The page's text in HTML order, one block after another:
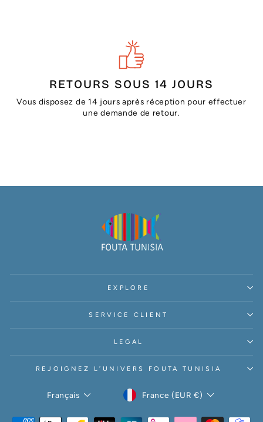
RETOURS SOUS 14 JOURS
Vous disposez de 14 jours après réception pour effectuer
une demande de retour.
EXPLORE
SERVICE CLIENT
LEGAL
REJOIGNEZ L’UNIVERS FOUTA TUNISIA
LANGUE
Français DEVISE
France (EUR €)